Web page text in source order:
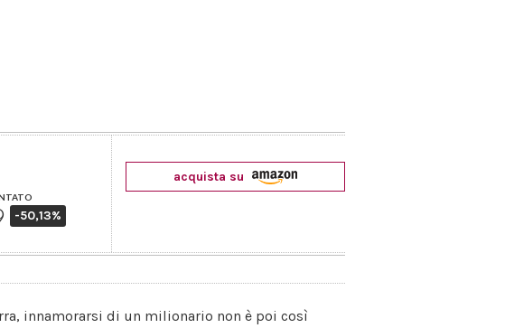
-50,13%
acquista su
innamorarsi di un milionario non è poi così